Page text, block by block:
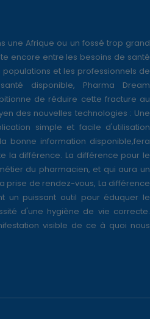
une Afrique ou un fossé trop grand
encore entre les besoins de santé
populations et les professionnels de
disponible, Pharma Dream
de réduire cette fracture au
des nouvelles technologies : Une
simple et facile d'utilisation
bonne information disponible,fera
la différence. La différence pour le
du pharmacien, et qui aura un
prise de rendez-vous, La différence
un puissant outil pour éduquer le
d'une hygiène de vie correcte.
visible de ce à quoi nous